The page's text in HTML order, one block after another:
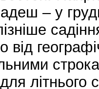
– у
від
літнього